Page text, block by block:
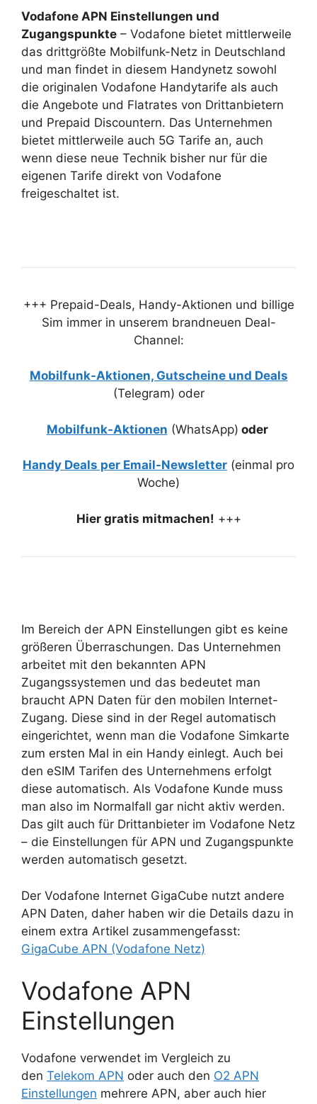
Vodafone APN Einstellungen und
Zugangspunkte – Vodafone bietet mittlerweile
das drittgrößte Mobilfunk-Netz in Deutschland
und man findet in diesem Handynetz sowohl
die originalen Vodafone Handytarife als auch
die Angebote und Flatrates von Drittanbietern
und Prepaid Discountern. Das Unternehmen
bietet mittlerweile auch 5G Tarife an, auch
wenn diese neue Technik bisher nur für die
eigenen Tarife direkt von Vodafone
freigeschaltet ist.
+++ Prepaid-Deals, Handy-Aktionen und billige
Sim immer in unserem brandneuen Deal-
Channel:
Mobilfunk-Aktionen, Gutscheine und Deals
(Telegram) oder
Mobilfunk-Aktionen (WhatsApp) oder
Handy Deals per Email-Newsletter (einmal pro
Woche)
Hier gratis mitmachen! +++
Im Bereich der APN Einstellungen gibt es keine
größeren Überraschungen. Das Unternehmen
arbeitet mit den bekannten APN
Zugangssystemen und das bedeutet man
braucht APN Daten für den mobilen Internet-
Zugang. Diese sind in der Regel automatisch
eingerichtet, wenn man die Vodafone Simkarte
zum ersten Mal in ein Handy einlegt. Auch bei
den eSIM Tarifen des Unternehmens erfolgt
diese automatisch. Als Vodafone Kunde muss
man also im Normalfall gar nicht aktiv werden.
Das gilt auch für Drittanbieter im Vodafone Netz
– die Einstellungen für APN und Zugangspunkte
werden automatisch gesetzt.
Der Vodafone Internet GigaCube nutzt andere
APN Daten, daher haben wir die Details dazu in
einem extra Artikel zusammengefasst:
GigaCube APN (Vodafone Netz)
Vodafone APN
Einstellungen
Vodafone verwendet im Vergleich zu
den Telekom APN oder auch den O2 APN
Einstellungen mehrere APN, aber auch hier